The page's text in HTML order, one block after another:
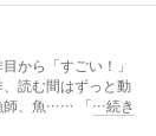
から「すごい！」
読む間はずっと動
師、魚…… 「…続き